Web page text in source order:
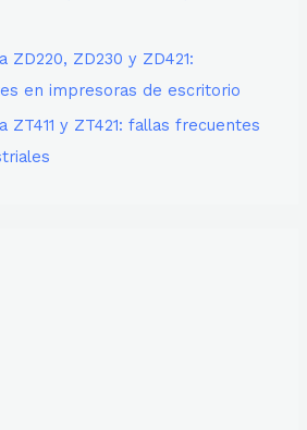
ZD220, ZD230 y ZD421:
en impresoras de escritorio
ZT411 y ZT421: fallas frecuentes